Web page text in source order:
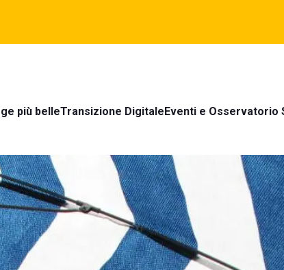
più belleTransizione DigitaleEventi e Osservatorio